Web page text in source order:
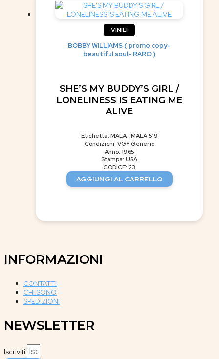
VINILI
BOBBY WILLIAMS ( promo copy-
beautiful soul- RARO )
SHE’S MY BUDDY’S GIRL /
LONELINESS IS EATING ME
ALIVE
Etichetta: MALA- MALA 519
Condizioni: VG+ Generic
Anno: 1965
Stampa: USA
CODICE: 23
AGGIUNGI AL CARRELLO
INFORMAZIONI
CONTATTI
CHI SONO
SPEDIZIONI
NEWSLETTER
Iscriviti